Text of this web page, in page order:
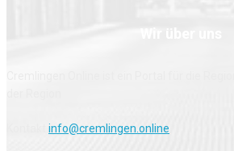
info@cremlingen.online